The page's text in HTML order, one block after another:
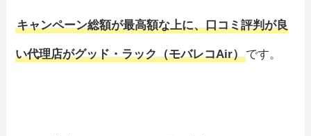
キャンペーン総額が最高額な上に、口コミ評判が良
い代理店がグッド・ラック（モバレコAir）です。